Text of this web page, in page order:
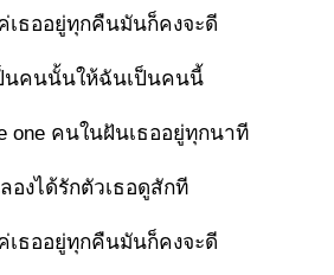
เธออยู่ทุกคืนมันก็คงจะดี
นคนนั้นให้ฉันเป็นคนนี้
one คนในฝันเธออยู่ทุกนาที
องได้รักตัวเธอดูสักที
เธออยู่ทุกคืนมันก็คงจะดี